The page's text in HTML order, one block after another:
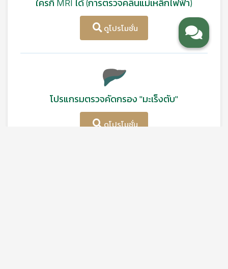
ใครก็ MRI ได้ (การตรวจคลื่นแม่เหล็กไฟฟ้า)
ดูโปรโมชั่น
โปรแกรมตรวจคัดกรอง "มะเร็งตับ"
ดูโปรโมชั่น